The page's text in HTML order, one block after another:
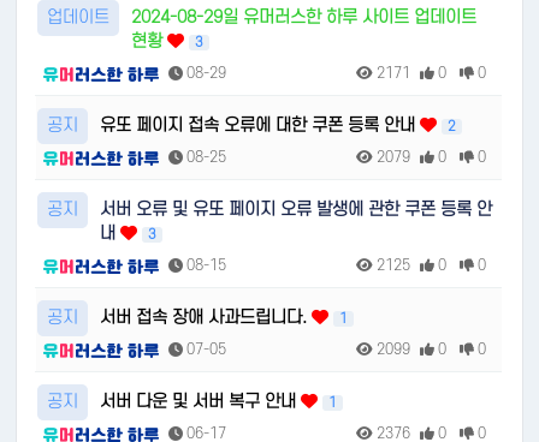
업데이트
2024-08-29일 유머러스한 하루 사이트 업데이트
현황
3
08-29 2171 0 0
공지 유또 페이지 접속 오류에 대한 쿠폰 등록 안내 2
08-25 2079 0 0
공지
서버 오류 및 유또 페이지 오류 발생에 관한 쿠폰 등록 안
내
3
08-15 2125 0 0
공지 서버 접속 장애 사과드립니다. 1
07-05 2099 0 0
공지 서버 다운 및 서버 복구 안내 1
06-17 2376 0 0